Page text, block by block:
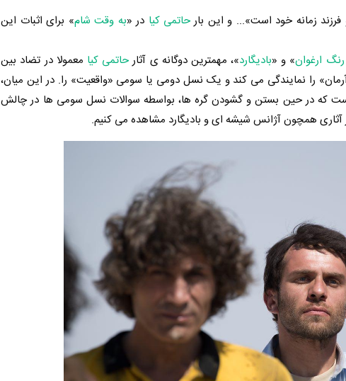
فرزند زمانه خود است»... و این بارحاتمی کیا در «به وقت شام» برای اثبات این
ارغوان» و «بادیگارد»، مهمترین دوگانه ی آثارحاتمی کیا معمولا در تضاد بین
را نمایندگی می کند و یک نسل دومی یا سومی «واقعیت» را. در این میان،
که در حین بستن و گشودن گره ها، بواسطه سوالات نسل سومی ها در چالش
آثاری همچون آژانس شیشه ای و بادیگارد مشاهده می کنیم.